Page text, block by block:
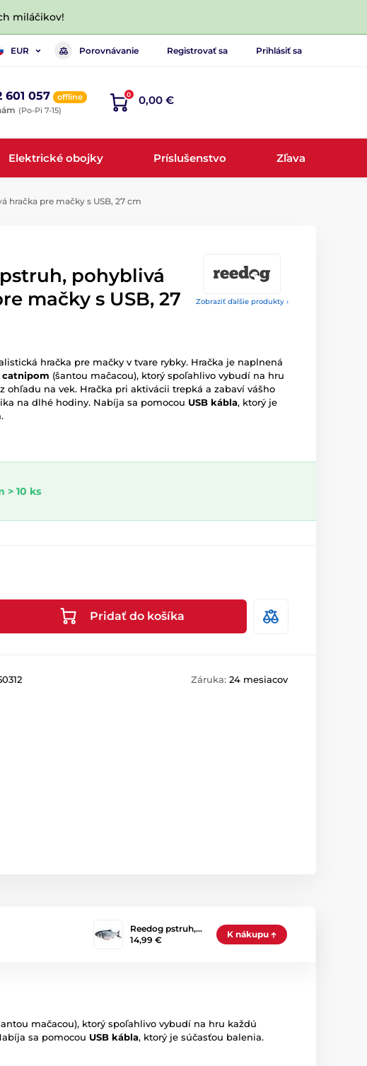
miláčikov!
EUR Porovnávanie Registrovať sa Prihlásiť sa
601 057 offline
(Po-Pi 7-15)
0 0,00 €
Elektrické obojky Príslušenstvo Zľava
hračka pre mačky s USB, 27 cm
Zobraziť ďalšie produkty ›
pohyblivá
mačky s USB, 27
hračka pre mačky v tvare rybky. Hračka je naplnená
catnipom (šantou mačacou), ktorý spoľahlivo vybudí na hru
ohľadu na vek. Hračka pri aktivácii trepká a zabaví vášho
na dlhé hodiny. Nabíja sa pomocou USB kábla, ktorý je
> 10 ks
Pridať do košíka
Záruka: 24 mesiacov
Reedog pstruh,…
14,99 €
K nákupu
mačacou), ktorý spoľahlivo vybudí na hru každú
sa pomocou USB kábla, ktorý je súčasťou balenia.